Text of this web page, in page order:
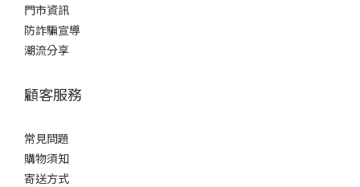
門市資訊
防詐騙宣導
潮流分享
顧客服務
常見問題
購物須知
寄送方式